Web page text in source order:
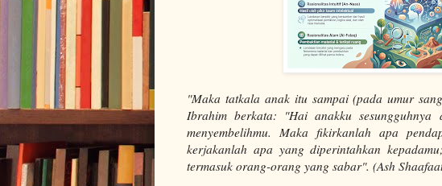
"Maka tatkala anak itu sampai (pada umur
Ibrahim berkata: "Hai anakku
menyembelihmu. Maka fikirkanlah apa
kerjakanlah apa yang diperintahkan
termasuk orang-orang yang sabar". (Ash